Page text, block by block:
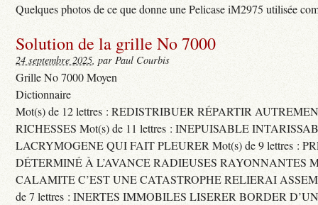
Quelques photos de ce que donne une Pelicase iM2975 utilisée
Solution de la grille No 7000
24 septembre 2025, par Paul Courbis
Grille No 7000 Moyen
Dictionnaire
Mot(s) de 12 lettres : REDISTRIBUER RÉPARTIR
RICHESSES Mot(s) de 11 lettres : INEPUISABLE
LACRYMOGENE QUI FAIT PLEURER Mot(s) de 9 lettres :
DÉTERMINÉ À L’AVANCE RADIEUSES RAYONNANTES
CALAMITE C’EST UNE CATASTROPHE RELIERAI
de 7 lettres : INERTES IMMOBILES LISERER BORDER